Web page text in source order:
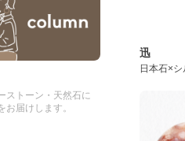
ストーン・天然石に
お届けします。
迅
日本石×